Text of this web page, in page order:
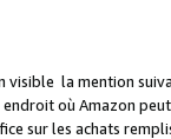
la mention
où Amazon
sur les achats